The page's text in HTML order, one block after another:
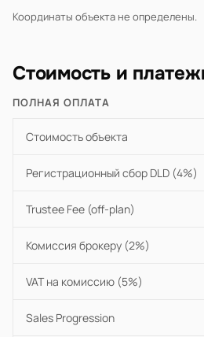
Координаты объекта не определены.
Стоимость и
ПОЛНАЯ ОПЛАТА
Стоимость объекта
Регистрационный сбор DLD (4%)
Trustee Fee (off-plan)
Комиссия брокеру (2%)
VAT на комиссию (5%)
Sales Progression